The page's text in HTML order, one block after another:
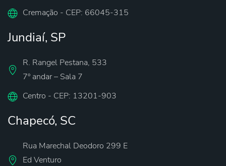
Cremação - CEP: 66045-315
Jundiaí, SP
R. Rangel Pestana, 533
7º andar – Sala 7
Centro - CEP: 13201-903
Chapecó, SC
Rua Marechal Deodoro 299 E
Ed Venturo